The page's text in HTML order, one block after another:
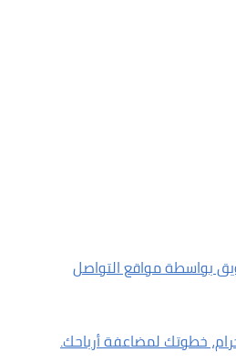
بواسطة مواقع التواصل
خطوتك لمضاعفة أرباحك.